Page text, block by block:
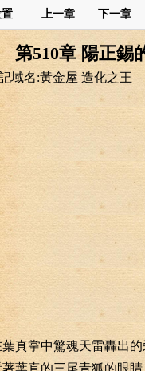
上一章 下一章
第510章 陽正錫
域名:黃金屋 造化之王
真掌中驚魂天雷轟出
葉真的三尾青狐的眼